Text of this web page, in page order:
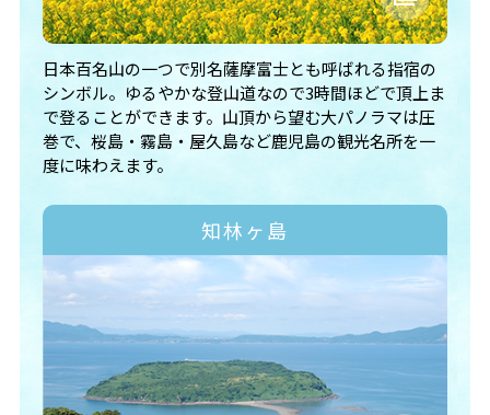
日本百名山の一つで別名薩摩富士とも呼ばれる指宿の
シンボル。ゆるやかな登山道なので3時間ほどで頂上ま
で登ることができます。山頂から望む大パノラマは圧
巻で、桜島・霧島・屋久島など鹿児島の観光名所を一
度に味わえます。
知林ヶ島